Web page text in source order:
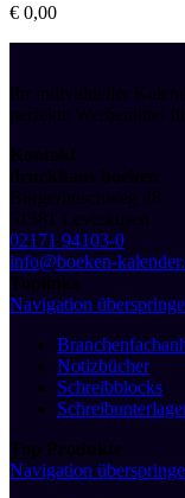
€ 0,00
Ihr individueller
perfekte Werbemittel
Kontakt
druckhaus boeken
Bürgerbuschweg 48
51381 Leverkusen
02171 94103-0
info@boeken-
Toplinks
Navigation
Notizbücher
Schreibblocks
Top Produkte
Navigation